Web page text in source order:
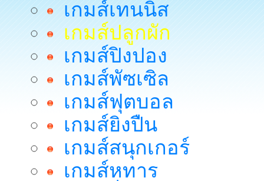
เกมส์เทนนิส
เกมส์ปลูกผัก
เกมส์ปิงปอง
เกมส์พัซเซิล
เกมส์ฟุตบอล
เกมส์ยิงปืน
เกมส์สนุกเกอร์
เกมส์หทาร